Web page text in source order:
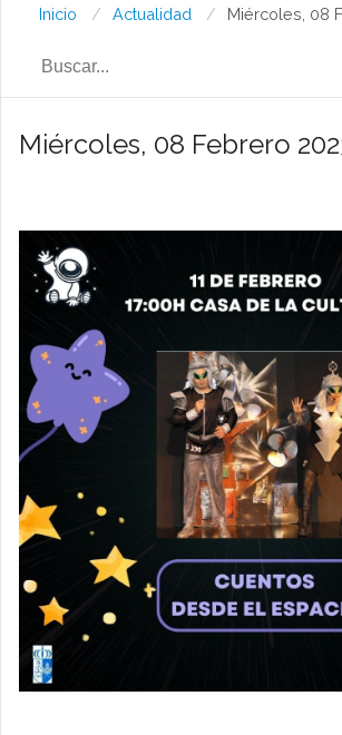
Inicio Actualidad Miércoles, 08
Miércoles, 08 Febrero